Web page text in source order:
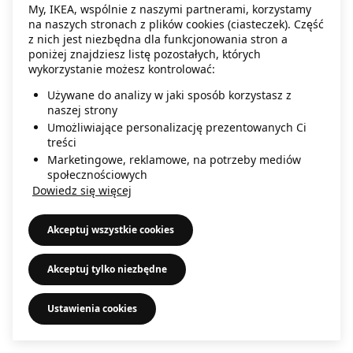
information).
My, IKEA, wspólnie z naszymi partnerami, korzystamy
na naszych stronach z plików cookies (ciasteczek). Część
z nich jest niezbędna dla funkcjonowania stron a
poniżej znajdziesz listę pozostałych, których
wykorzystanie możesz kontrolować:
Używane do analizy w jaki sposób korzystasz z
naszej strony
Umożliwiające personalizację prezentowanych Ci
treści
Marketingowe, reklamowe, na potrzeby mediów
społecznościowych
Dowiedz się więcej
Akceptuj wszystkie cookies
Akceptuj tylko niezbędne
Ustawienia cookies